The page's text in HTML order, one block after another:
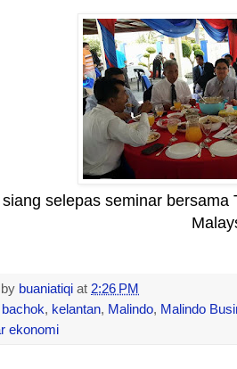
selepas seminar
buaniatiqi at 2:26 PM
bachok, kelantan, Malindo, Malindo
ekonomi